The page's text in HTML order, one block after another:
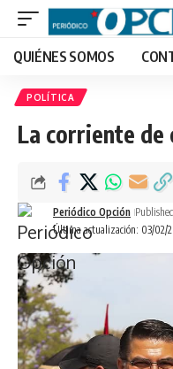
QUIÉNES SOMOS
POLÍTICA
La corriente de
Última actualización: 03/02/
Periódico Opción